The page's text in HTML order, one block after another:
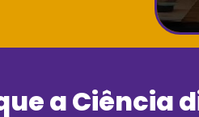
a Ciência